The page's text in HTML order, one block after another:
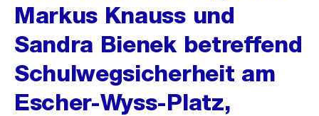
Markus Knauss und
Sandra Bienek betreffend
Schulwegsicherheit am
Escher-Wyss-Platz,